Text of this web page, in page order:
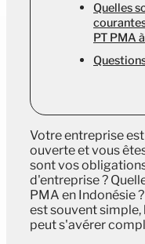
Quelles
PT PMA
Votre entreprise
ouverte et vous
sont vos
d'entreprise ?
PMA en Indonésie
est souvent
peut s'avérer